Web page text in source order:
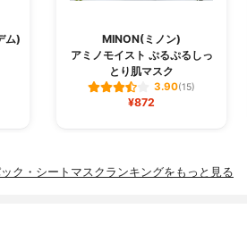
ム)
MINON(ミノン)
アミノモイスト ぷるぷるしっ
とり肌マスク
3.90(15)
¥872
ク・シートマスクランキングをもっと見る